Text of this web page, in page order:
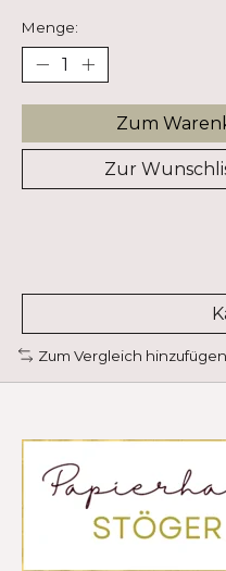
Menge:
Zum
Zur
Zum Vergleich hinzufügen